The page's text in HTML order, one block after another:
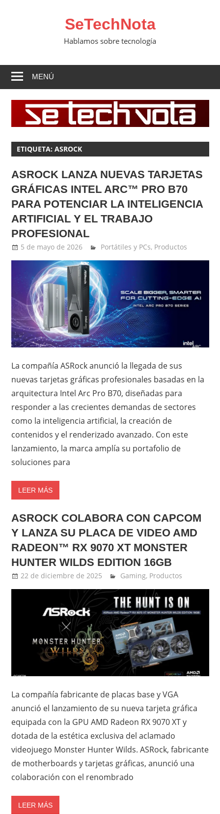
SeTechNota
Hablamos sobre tecnología
MENÚ
ETIQUETA: ASROCK
ASROCK LANZA NUEVAS TARJETAS
GRÁFICAS INTEL ARC™ PRO B70
PARA POTENCIAR LA INTELIGENCIA
ARTIFICIAL Y EL TRABAJO
PROFESIONAL
5 de mayo de 2026 Ernesto Herrera
Portátiles y PCs, Productos
La compañía ASRock anunció la llegada de sus
nuevas tarjetas gráficas profesionales basadas en la
arquitectura Intel Arc Pro B70, diseñadas para
responder a las crecientes demandas de sectores
como la inteligencia artificial, la creación de
contenidos y el renderizado avanzado. Con este
lanzamiento, la marca amplía su portafolio de
soluciones para
LEER MÁS
ASROCK COLABORA CON CAPCOM
Y LANZA SU PLACA DE VIDEO AMD
RADEON™ RX 9070 XT MONSTER
HUNTER WILDS EDITION 16GB
22 de diciembre de 2025 Ernesto Herrera
Gaming, Productos
La compañía fabricante de placas base y VGA
anunció el lanzamiento de su nueva tarjeta gráfica
equipada con la GPU AMD Radeon RX 9070 XT y
dotada de la estética exclusiva del aclamado
videojuego Monster Hunter Wilds. ASRock, fabricante
de motherboards y tarjetas gráficas, anunció una
colaboración con el renombrado
LEER MÁS